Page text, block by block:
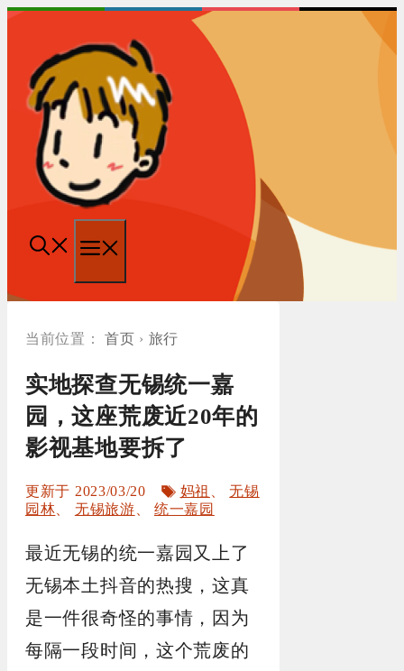
跳
单
首页 › 旅行
实地探查无锡统一嘉
园，这座荒废近20年的
影视基地要拆了
2023/03/20
标
签
妈祖 、无锡
园林
无锡旅游 、统一嘉园
最近无锡的统一嘉园又上了
无锡本土抖音的热搜，这真
是一件很奇怪的事情，因为
每隔一段时间，这个荒废的